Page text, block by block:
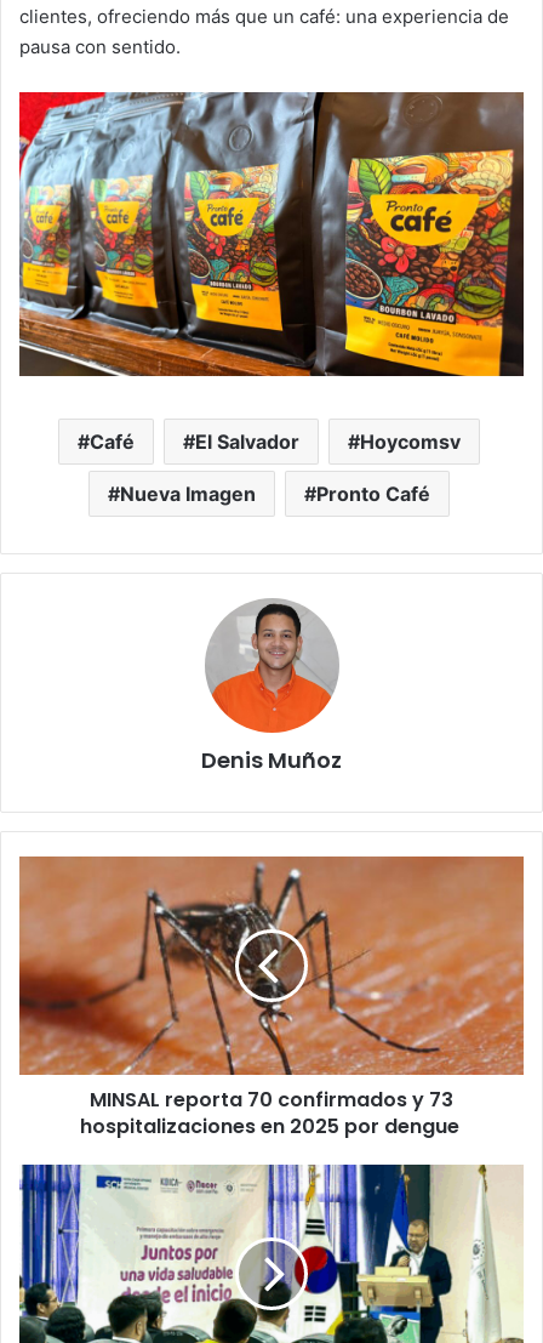
clientes, ofreciendo más que un café: una experiencia de
pausa con sentido.
Café El Salvador Hoycomsv
Nueva Imagen Pronto Café
Denis Muñoz
confirmados
y
73
hospitalizaciones
en
2025
MINSAL reporta 70 confirmados y 73
hospitalizaciones en 2025 por dengue
MINSAL
fortalece
transporte
materno
neonatal
en
zonas